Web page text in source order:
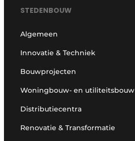
STEDENBOUW
Algemeen
Innovatie & Techniek
Bouwprojecten
Woningbouw- en utiliteitsbouw
Distributiecentra
Renovatie & Transformatie